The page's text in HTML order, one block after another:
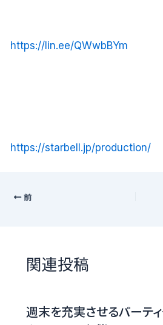
https://lin.ee/QWwbBYm
https://starbell.jp/production/
前
関連投稿
週末を充実させるパーテ